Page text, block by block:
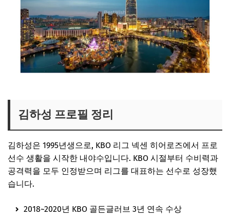
김하성 프로필 정리
김하성은 1995년생으로, KBO 리그 넥센 히어로즈에서 프로
선수 생활을 시작한 내야수입니다. KBO 시절부터 수비력과
공격력을 모두 인정받으며 리그를 대표하는 선수로 성장했
습니다.
2018~2020년 KBO 골든글러브 3년 연속 수상